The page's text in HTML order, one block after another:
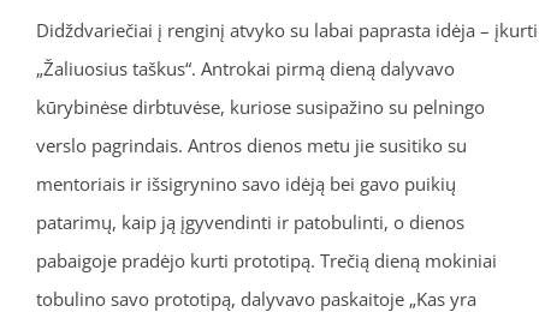
Didždvariečiai į renginį atvyko su labai paprasta idėja – įkurti
„Žaliuosius taškus“. Antrokai pirmą dieną dalyvavo
kūrybinėse dirbtuvėse, kuriose susipažino su pelningo
verslo pagrindais. Antros dienos metu jie susitiko su
mentoriais ir išsigrynino savo idėją bei gavo puikių
patarimų, kaip ją įgyvendinti ir patobulinti, o dienos
pabaigoje pradėjo kurti prototipą. Trečią dieną mokiniai
tobulino savo prototipą, dalyvavo paskaitoje „Kas yra